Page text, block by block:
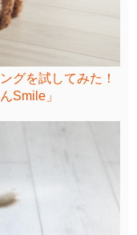
グを試してみた！
Smile」